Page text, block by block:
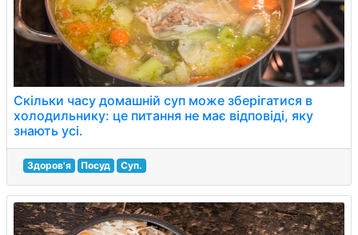
Скільки часу домашній суп може зберігатися в
холодильнику: це питання не має відповіді, яку
знають усі.
Здоров'я Посуд Суп.